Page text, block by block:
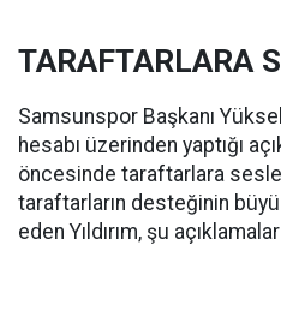
TARAFTARLARA
Samsunspor Başkanı
hesabı üzerinden yaptığı
öncesinde taraftarlara
taraftarların desteğinin
eden Yıldırım, şu